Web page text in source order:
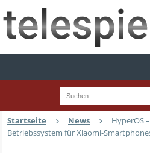
Startseite News
HyperOS
Betriebssystem für Xiaomi-